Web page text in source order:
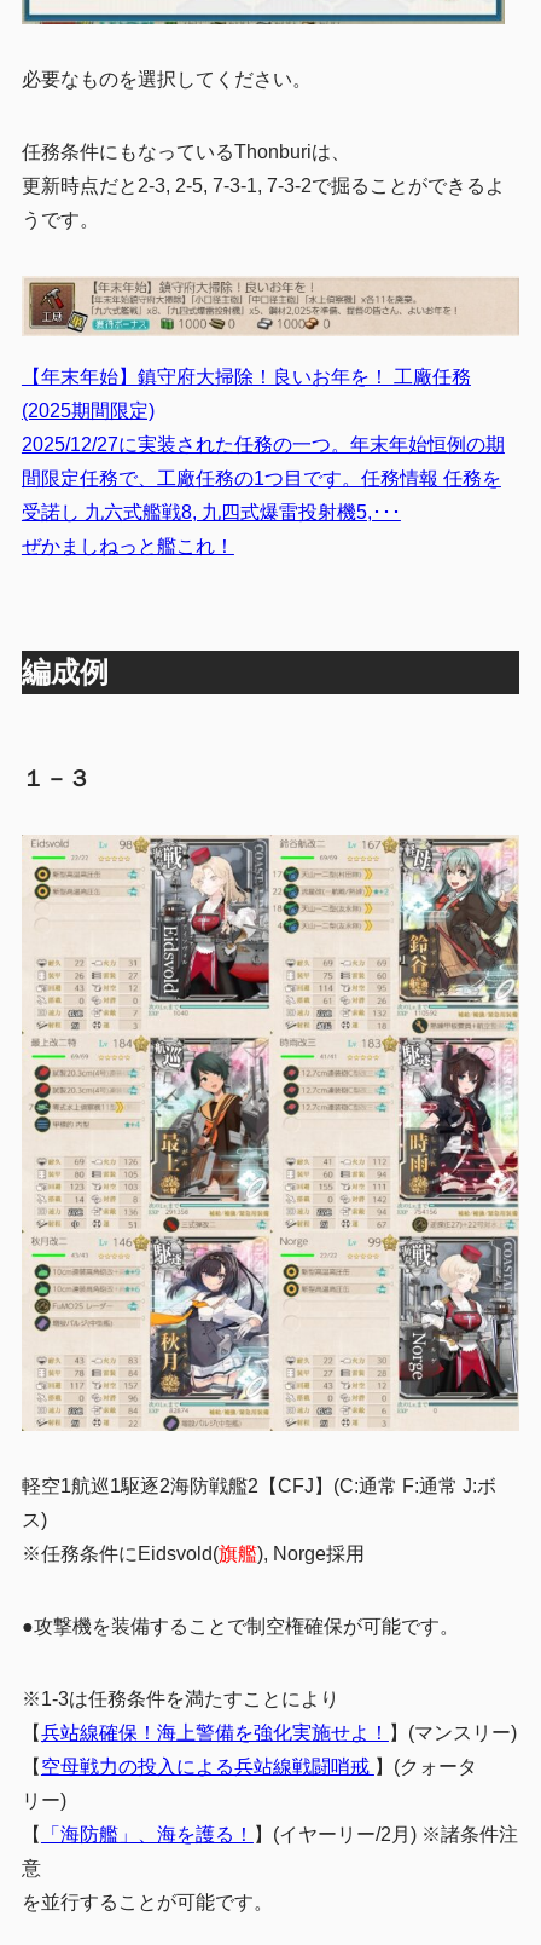
必要なものを選択してください。
任務条件にもなっているThonburiは、
更新時点だと2-3, 2-5, 7-3-1, 7-3-2で掘ることができるよ
うです。
【年末年始】鎮守府大掃除！良いお年を！ 工廠任務
(2025期間限定)
2025/12/27に実装された任務の一つ。年末年始恒例の期
間限定任務で、工廠任務の1つ目です。任務情報 任務を
受諾し 九六式艦戦8, 九四式爆雷投射機5,･･･
ぜかましねっと艦これ！
編成例
１－３
軽空1航巡1駆逐2海防戦艦2 【CFJ】(C:通常 F:通常 J:ボ
ス)
※任務条件にEidsvold(旗艦), Norge採用
●攻撃機を装備することで制空権確保が可能です。
※1-3は任務条件を満たすことにより
【兵站線確保！海上警備を強化実施せよ！ 】(マンスリー)
【 空母戦力の投入による兵站線戦闘哨戒 】(クォータ
リー)
【
「海防艦」、海を護る！ 】(イヤーリー/2月) ※諸条件注
意
を並行することが可能です。